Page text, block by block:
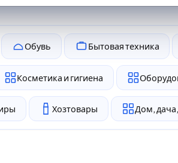
Обувь Бытовая техника
Косметика и гигиена
Хозтовары Дом,